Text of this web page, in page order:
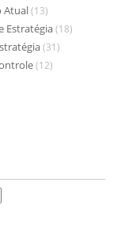
Atual(13)
Estratégia(18)
(31)
(12)